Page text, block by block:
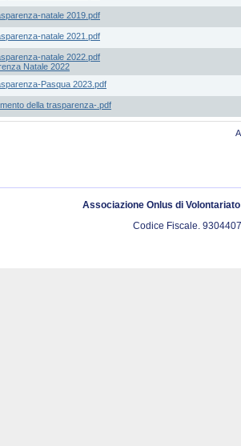
natale 2019.pdf
natale 2021.pdf
natale 2022.pdf
Natale 2022
Pasqua 2023.pdf
della trasparenza-.pdf
Associazione Onlus di
Codice Fiscale.